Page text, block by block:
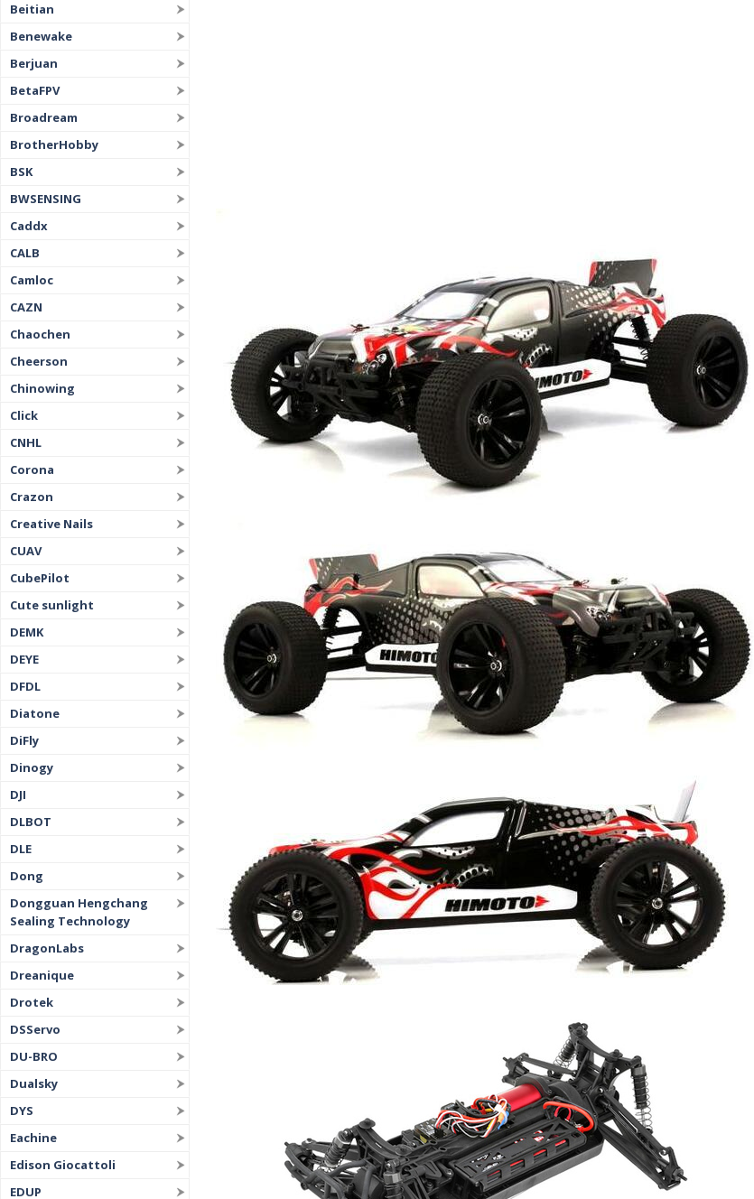
Beitian
Benewake
Berjuan
BetaFPV
Broadream
BrotherHobby
BSK
BWSENSING
Caddx
CALB
Camloc
CAZN
Chaochen
Cheerson
Chinowing
Click
CNHL
Corona
Crazon
Creative Nails
CUAV
CubePilot
Cute sunlight
DEMK
DEYE
DFDL
Diatone
DiFly
Dinogy
DJI
DLBOT
DLE
Dong
Dongguan Hengchang
Sealing Technology
DragonLabs
Dreanique
Drotek
DSServo
DU-BRO
Dualsky
DYS
Eachine
Edison Giocattoli
EDUP